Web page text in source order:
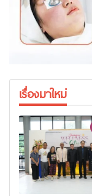
เรื่องมาใหม่